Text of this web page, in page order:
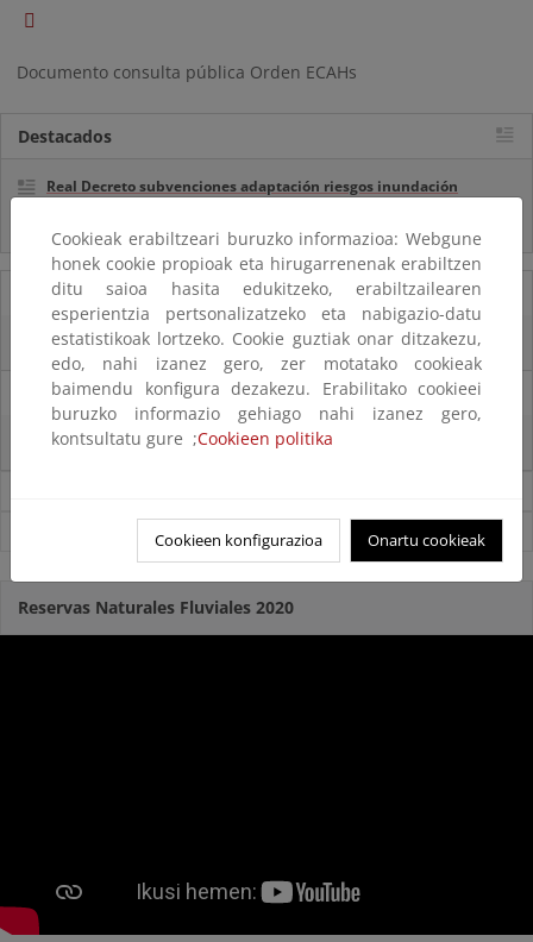
Documento consulta pública Orden ECAHs
Destacados
Real Decreto subvenciones adaptación riesgos inundación
05/08/2025
La reserva hídrica española se encuentra al 65,8% de su capacidad
29/07/2025
La reserva hídrica española se encuentra al 67% de su capacidad
Ver todas las noticias
Reservas Naturales Fluviales 2020
Cookieak erabiltzeari buruzko informazioa: Webgune
honek cookie propioak eta hirugarrenenak erabiltzen
ditu saioa hasita edukitzeko, erabiltzailearen
esperientzia pertsonalizatzeko eta nabigazio-datu
estatistikoak lortzeko. Cookie guztiak onar ditzakezu,
edo, nahi izanez gero, zer motatako cookieak
baimendu konfigura dezakezu. Erabilitako cookieei
buruzko informazio gehiago nahi izanez gero,
kontsultatu gure ;Cookieen politika
Cookieen konfigurazioa Onartu cookieak